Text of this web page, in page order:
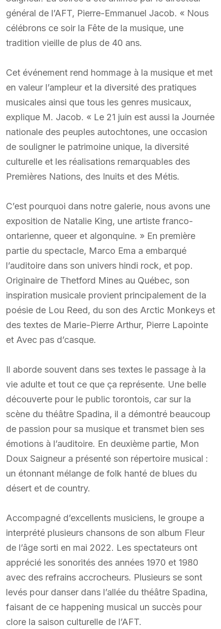
général de l’AFT, Pierre-Emmanuel Jacob. « Nous
célébrons ce soir la Fête de la musique, une
tradition vieille de plus de 40 ans.
Cet événement rend hommage à la musique et met
en valeur l’ampleur et la diversité des pratiques
musicales ainsi que tous les genres musicaux,
explique M. Jacob. « Le 21 juin est aussi la Journée
nationale des peuples autochtones, une occasion
de souligner le patrimoine unique, la diversité
culturelle et les réalisations remarquables des
Premières Nations, des Inuits et des Métis.
C’est pourquoi dans notre galerie, nous avons une
exposition de Natalie King, une artiste franco-
ontarienne, queer et algonquine. » En première
partie du spectacle, Marco Ema a embarqué
l’auditoire dans son univers hindi rock, et pop.
Originaire de Thetford Mines au Québec, son
inspiration musicale provient principalement de la
poésie de Lou Reed, du son des Arctic Monkeys et
des textes de Marie-Pierre Arthur, Pierre Lapointe
et Avec pas d’casque.
Il aborde souvent dans ses textes le passage à la
vie adulte et tout ce que ça représente. Une belle
découverte pour le public torontois, car sur la
scène du théâtre Spadina, il a démontré beaucoup
de passion pour sa musique et transmet bien ses
émotions à l’auditoire. En deuxième partie, Mon
Doux Saigneur a présenté son répertoire musical :
un étonnant mélange de folk hanté de blues du
désert et de country.
Accompagné d’excellents musiciens, le groupe a
interprété plusieurs chansons de son album Fleur
de l’âge sorti en mai 2022. Les spectateurs ont
apprécié les sonorités des années 1970 et 1980
avec des refrains accrocheurs. Plusieurs se sont
levés pour danser dans l’allée du théâtre Spadina,
faisant de ce happening musical un succès pour
clore la saison culturelle de l’AFT.